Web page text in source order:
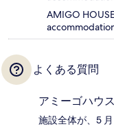
AMIGO
よくある質問
アミーゴハウ
施設全体が、5